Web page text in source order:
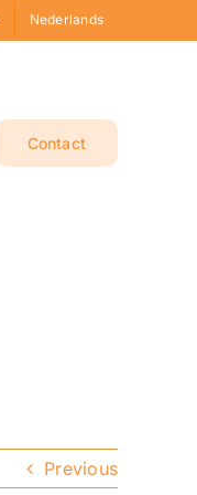
Nederlands
Contact
Previous